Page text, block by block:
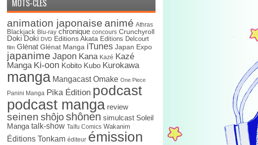
MOTS-CLÉS
animation japonaise animé Athras
Blackjack Blu-ray chronique concours Crunchyroll
Doki Doki DVD Editions Akata Editions Delcourt
film Glénat Glénat Manga iTunes Japan Expo
japanime Japon Kana Kazé Kazé
Manga Ki-oon Kobito Kubo Kurokawa
manga Mangacast Omake One Piece
Panini Manga Pika Édition podcast
podcast manga review
seinen shôjoshônen simulcast Soleil
Manga talk-show Taïfu Comics Wakanim
Éditions Tonkam éditeur émission